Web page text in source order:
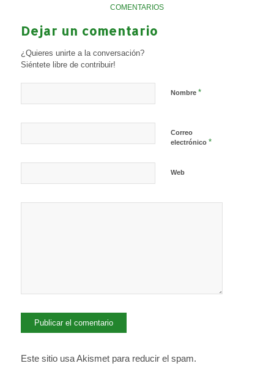
COMENTARIOS
Dejar un comentario
¿Quieres unirte a la conversación?
Siéntete libre de contribuir!
Nombre *
Correo
electrónico *
Web
Este sitio usa Akismet para reducir el spam.